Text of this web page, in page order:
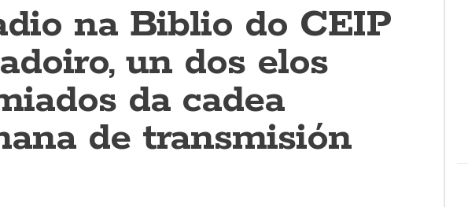
na Biblio do CEIP
un dos elos
da cadea
de transmisión